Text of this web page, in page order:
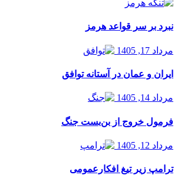
نبرد بر سر قواعد هرمز
مرداد 17, 1405
ایران و عمان در آستانه توافق
مرداد 14, 1405
فرمول خروج از بن‌بست جنگ
مرداد 12, 1405
ترامپ زیر تیغ افکارعمومی